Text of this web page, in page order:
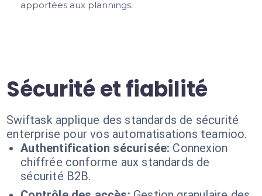
apportées aux plannings.
Sécurité et fiabilité
Swiftask applique des standards de sécurité
enterprise pour vos automatisations teamioo.
Authentification sécurisée: Connexion
chiffrée conforme aux standards de
sécurité B2B.